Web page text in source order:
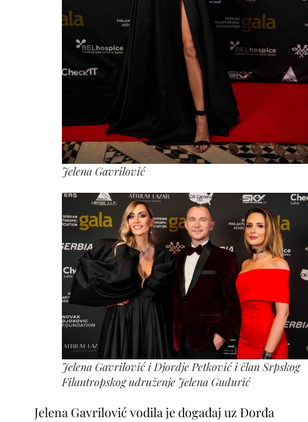
Jelena Gavrilović
Jelena Gavrilović i Djordje Petković i član Srpskog
Filantropskog udruženje Jelena Gudurić
Jelena Gavrilović vodila je događaj uz Đorđa